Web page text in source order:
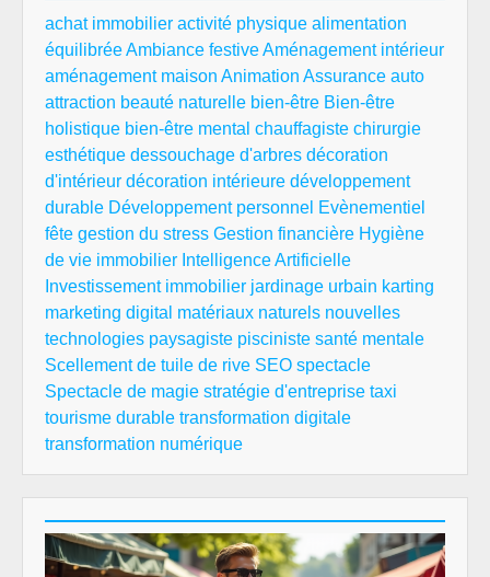
achat immobilier activité physique alimentation
équilibréeAmbiance festiveAménagement intérieur
aménagement maison Animation Assurance auto
attraction beauté naturelle bien-être Bien-être
holistique bien-être mental chauffagiste chirurgie
esthétique dessouchage d'arbres décoration
d'intérieur décoration intérieure développement
durable Développement personnel Evènementiel
fête gestion du stress Gestion financière Hygiène
de vie immobilier Intelligence Artificielle
Investissement immobilier jardinage urbain karting
marketing digital matériaux naturels nouvelles
technologies paysagiste pisciniste santé mentale
Scellement de tuile de rive SEO spectacle
Spectacle de magie stratégie d'entreprise taxi
tourisme durable transformation digitale
transformation numérique